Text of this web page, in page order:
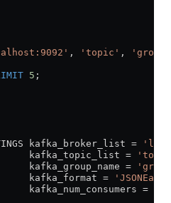
, 'topic' ,
5 ;
kafka_broker_list =
kafka_topic_list
=
kafka_group_name
=
kafka_format
=
kafka_num_consumers
=